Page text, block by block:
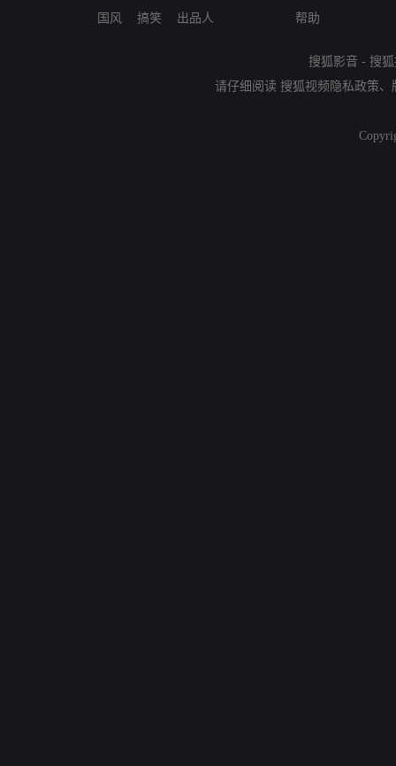
国风
搞笑
出品人
帮助
搜狐影音 - 搜
请仔细阅读 搜狐视频隐私政策、